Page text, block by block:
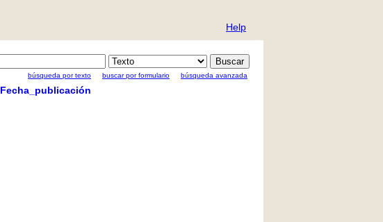
Help
búsqueda por texto buscar por formulario búsqueda avanzada
Fecha_publicación